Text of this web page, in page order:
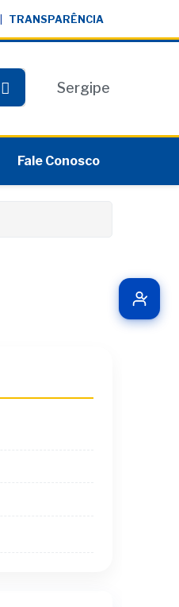
TRANSPARÊNCIA
Pesquisar
Sergipe
Fale Conosco